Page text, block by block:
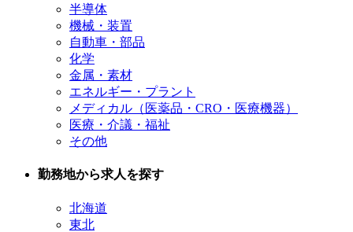
半導体
機械・装置
自動車・部品
化学
金属・素材
エネルギー・プラント
メディカル（医薬品・CRO・医療機器）
医療・介議・福祉
その他
勤務地から求人を探す
北海道
東北